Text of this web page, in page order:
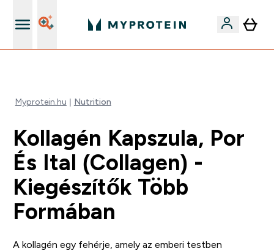
Myprotein.hu Nutrition
Kollagén Kapszula, Por
És Ital (Collagen) -
Kiegészítők Több
Formában
A kollagén egy fehérje, amely az emberi testben